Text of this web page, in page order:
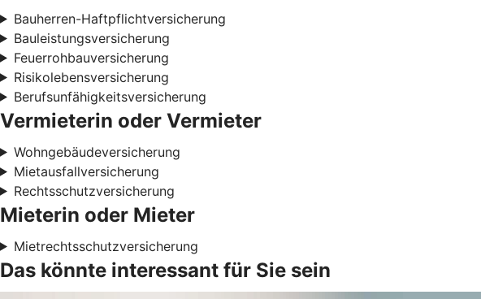
Bauherren-Haftpflichtversicherung
Bauleistungsversicherung
Feuerrohbauversicherung
Risikolebensversicherung
Berufsunfähigkeitsversicherung
Vermieterin oder Vermieter
Wohngebäudeversicherung
Mietausfallversicherung
Rechtsschutzversicherung
Mieterin oder Mieter
Mietrechtsschutzversicherung
Das könnte interessant für Sie sein